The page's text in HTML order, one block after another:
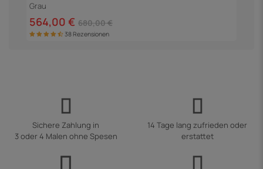
Grau
564,00 € 680,00 €
38 Rezensionen
Sichere Zahlung in
3 oder 4 Malen ohne Spesen
14 Tage lang zufrieden oder
erstattet